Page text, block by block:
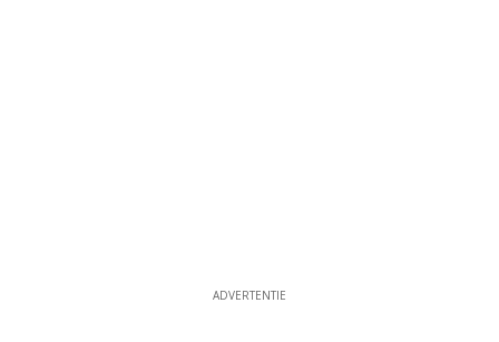
ADVERTENTIE